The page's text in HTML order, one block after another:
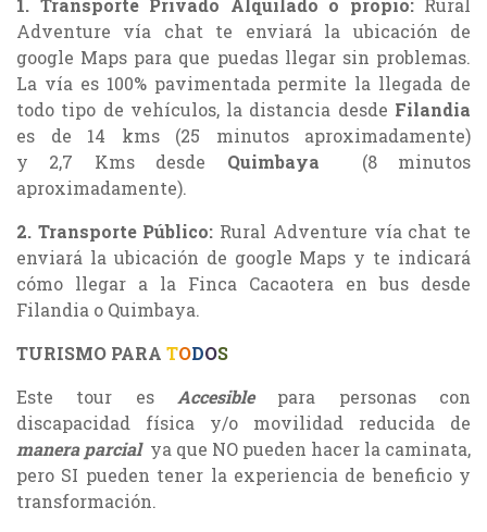
1. Transporte Privado Alquilado o propio: Rural
Adventure vía chat te enviará la ubicación de
google Maps para que puedas llegar sin problemas.
La vía es 100% pavimentada permite la llegada de
todo tipo de vehículos, la distancia desde Filandia
es de 14 kms (25 minutos aproximadamente)
y 2,7 Kms desde Quimbaya
(8 minutos
aproximadamente).
2. Transporte Público: Rural Adventure vía chat te
enviará la ubicación de google Maps y te indicará
cómo llegar a la Finca Cacaotera en bus desde
Filandia o Quimbaya.
TURISMO PARA TODOS
Este tour es Accesiblepara personas con
discapacidad física y/o movilidad reducida de
manera parcialya que NO pueden hacer la caminata,
pero SI pueden tener la experiencia de beneficio y
transformación.